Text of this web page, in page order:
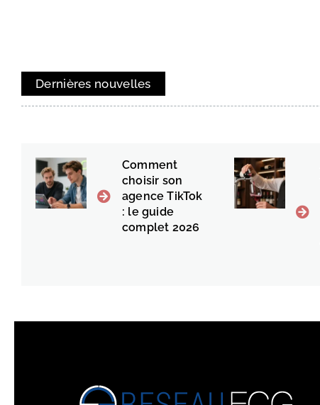
Dernières nouvelles
Comment
choisir son
agence TikTok
: le guide
complet 2026